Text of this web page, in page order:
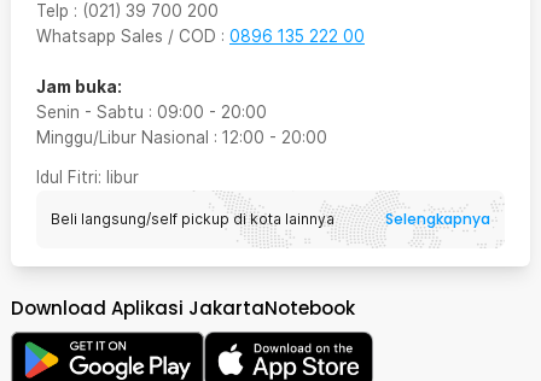
Telp : (021) 39 700 200
Whatsapp Sales / COD : 0896 135 222 00
Jam buka:
Senin - Sabtu : 09:00 - 20:00
Minggu/Libur Nasional : 12:00 - 20:00
Idul Fitri: libur
Beli langsung/self pickup di kota lainnya Selengkapnya
Download Aplikasi JakartaNotebook